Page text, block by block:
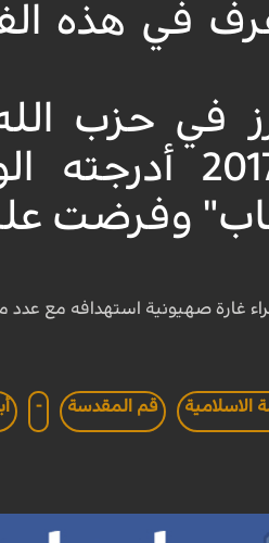
في هذه
في حزب
الاحتلال،
عليه عام 2018 عقوبات
غارة صهيونية استهدافه مع عدد
الاسلامية قم المقدسة -